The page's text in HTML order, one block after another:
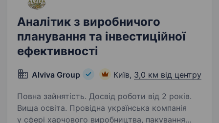
Аналітик з виробничого
планування та інвестиційної
ефективності
Alviva Group Київ, 3,0 км від центру
Повна зайнятість. Досвід роботи від 2 років.
Вища освіта. Провідна українська компанія
у сфері харчового виробництва, пакування